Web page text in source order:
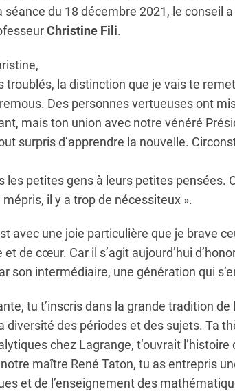
séance du 18 décembre 2021, le conseil
Christine Fili.
troublés, la distinction que je vais te
Des personnes vertueuses ont
mais ton union avec notre vénéré
surpris d’apprendre la nouvelle.
les petites gens à leurs petites pensées.
il y a trop de nécessiteux ».
avec une joie particulière que je brave
et de cœur. Car il s’agit aujourd’hui
son intermédiaire, une génération qui
tu t’inscris dans la grande tradition
diversité des périodes et des sujets. Ta
chez Lagrange, t’ouvrait
maître René Taton, tu as entrepris
et de l’enseignement des